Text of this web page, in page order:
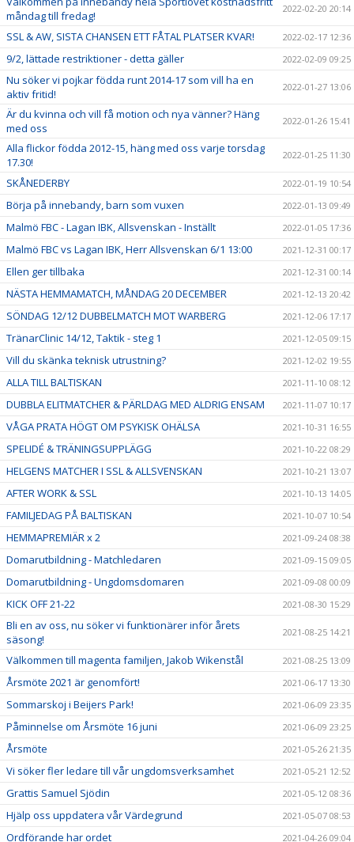
måndag till fredag!
2022-02-20 20:14
SSL & AW, SISTA CHANSEN ETT FÅTAL PLATSER KVAR! 2022-02-17 12:36
9/2, lättade restriktioner - detta gäller 2022-02-09 09:25
Nu söker vi pojkar födda runt 2014-17 som vill ha en
aktiv fritid!
2022-01-27 13:06
Är du kvinna och vill få motion och nya vänner? Häng
med oss
2022-01-26 15:41
Alla flickor födda 2012-15, häng med oss varje torsdag
17.30!
2022-01-25 11:30
SKÅNEDERBY 2022-01-19 10:54
Börja på innebandy, barn som vuxen 2022-01-13 09:49
Malmö FBC - Lagan IBK, Allsvenskan - Inställt 2022-01-05 17:36
Malmö FBC vs Lagan IBK, Herr Allsvenskan 6/1 13:00 2021-12-31 00:17
Ellen ger tillbaka 2021-12-31 00:14
NÄSTA HEMMAMATCH, MÅNDAG 20 DECEMBER 2021-12-13 20:42
SÖNDAG 12/12 DUBBELMATCH MOT WARBERG 2021-12-06 17:17
TränarClinic 14/12, Taktik - steg 1 2021-12-05 09:15
Vill du skänka teknisk utrustning? 2021-12-02 19:55
ALLA TILL BALTISKAN 2021-11-10 08:12
DUBBLA ELITMATCHER & PÄRLDAG MED ALDRIG ENSAM 2021-11-07 10:17
VÅGA PRATA HÖGT OM PSYKISK OHÄLSA 2021-10-31 16:55
SPELIDÉ & TRÄNINGSUPPLÄGG 2021-10-22 08:29
HELGENS MATCHER I SSL & ALLSVENSKAN 2021-10-21 13:07
AFTER WORK & SSL 2021-10-13 14:05
FAMILJEDAG PÅ BALTISKAN 2021-10-07 10:54
HEMMAPREMIÄR x 2 2021-09-24 08:38
Domarutbildning - Matchledaren 2021-09-15 09:05
Domarutbildning - Ungdomsdomaren 2021-09-08 00:09
KICK OFF 21-22 2021-08-30 15:29
Bli en av oss, nu söker vi funktionärer inför årets
säsong!
2021-08-25 14:21
Välkommen till magenta familjen, Jakob Wikenstål 2021-08-25 13:09
Årsmöte 2021 är genomfört! 2021-06-17 13:30
Sommarskoj i Beijers Park! 2021-06-09 23:35
Påminnelse om Årsmöte 16 juni 2021-06-09 23:25
Årsmöte 2021-05-26 21:35
Vi söker fler ledare till vår ungdomsverksamhet 2021-05-21 12:52
Grattis Samuel Sjödin 2021-05-12 08:36
Hjälp oss uppdatera vår Värdegrund 2021-05-07 08:53
Ordförande har ordet 2021-04-26 09:04